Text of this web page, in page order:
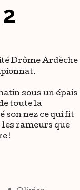
Drôme Ardèche
sous un épais
toute la
son nez ce qui fit
les rameurs que
!